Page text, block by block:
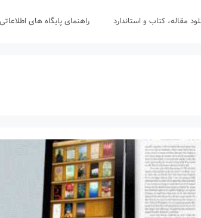
مقاله، کتاب و استاندارد راهنمای پایگاه های اطلاعاتی